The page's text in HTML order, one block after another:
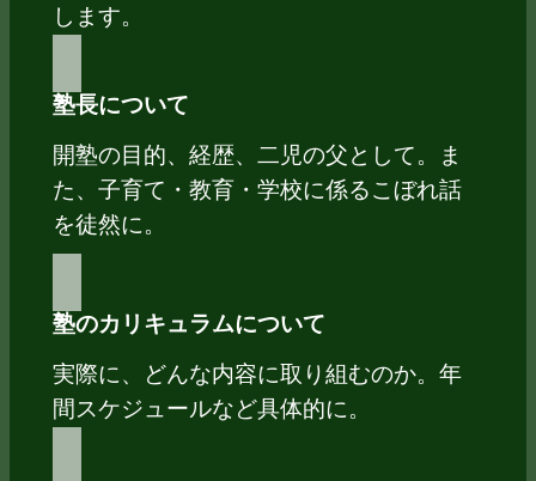
します。
塾長について
開塾の目的、経歴、二児の父として。ま
た、子育て・教育・学校に係るこぼれ話
を徒然に。
塾のカリキュラムについて
実際に、どんな内容に取り組むのか。年
間スケジュールなど具体的に。